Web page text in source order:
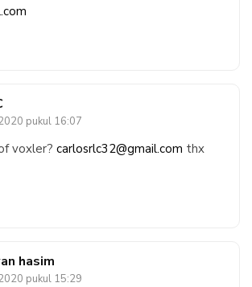
pukul 16:07
voxler? carlosrlc32@gmail.com thx
hasim
pukul 15:29